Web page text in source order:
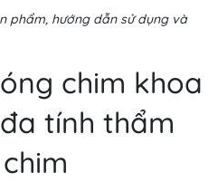
phẩm, hướng dẫn sử dụng và
chim khoa
tính thẩm